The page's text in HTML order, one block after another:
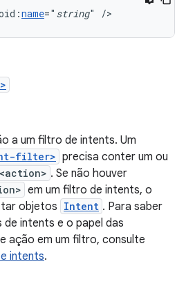
name=" string" />
a um filtro de intents. Um
filter> precisa conter um ou
<action> . Se não houver
em um filtro de intents, o
objetos Intent . Para saber
intents e o papel das
ação em um filtro, consulte
intents.